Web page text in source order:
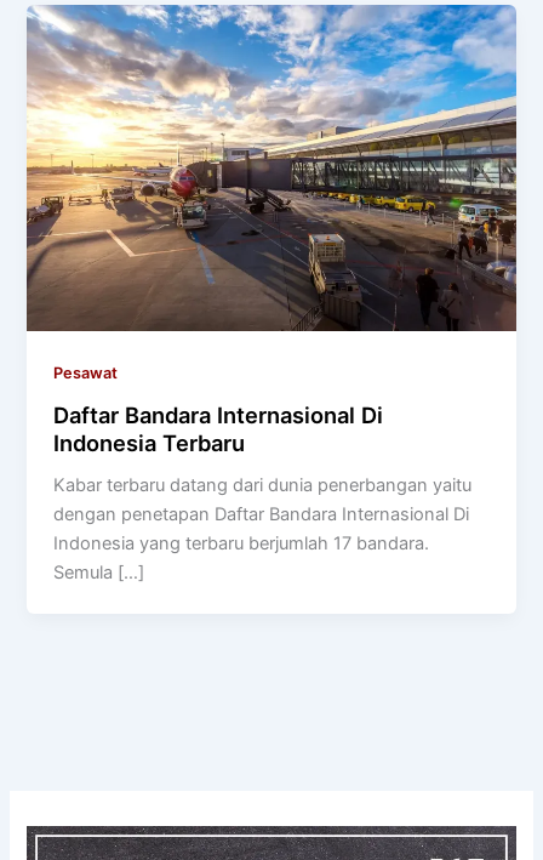
Pesawat
Daftar Bandara Internasional Di
Indonesia Terbaru
Kabar terbaru datang dari dunia penerbangan yaitu
dengan penetapan Daftar Bandara Internasional Di
Indonesia yang terbaru berjumlah 17 bandara.
Semula […]